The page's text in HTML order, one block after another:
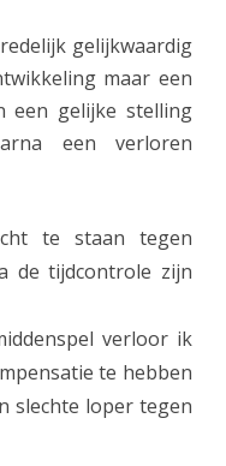
gelijkwaardig
maar een
een gelijke stelling
een verloren
te staan tegen
de tijdcontrole zijn
verloor ik
te hebben
slechte loper tegen